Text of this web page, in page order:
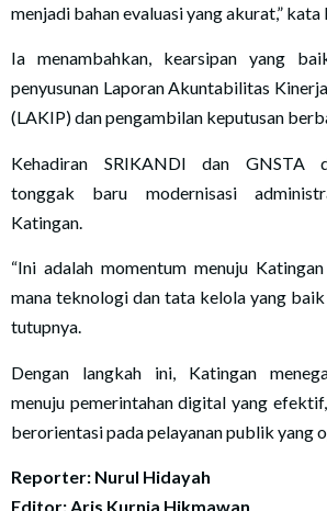
menjadi bahan evaluasi yang akurat,” kata
Ia menambahkan, kearsipan yang
penyusunan Laporan Akuntabilitas
(LAKIP) dan pengambilan keputusan
Kehadiran SRIKANDI dan GNSTA
tonggak baru modernisasi
Katingan.
“Ini adalah momentum menuju
mana teknologi dan tata kelola yang
tutupnya.
Dengan langkah ini, Katingan
menuju pemerintahan digital yang
berorientasi pada pelayanan publik yang
Reporter: Nurul Hidayah
Editor: Aris Kurnia Hikmawan